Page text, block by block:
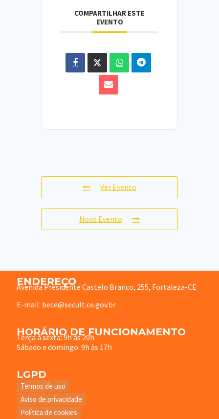
COMPARTILHAR ESTE
EVENTO
Ver Evento
Novo Evento
ENDEREÇO
Avenida Presidente Castelo Branco, 255, Fortaleza-CE
E-mail: bece@secult.ce.gov.br
HORÁRIO DE FUNCIONAMENTO
Terça à sexta: 9h às 20h
Sábado e domingo: 9h às 17h
LGPD
Termos de uso
Aviso de privacidade
Política de cookies